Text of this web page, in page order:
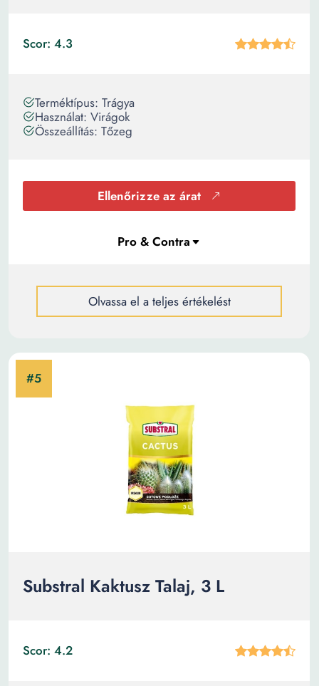
Scor: 4.3
Terméktípus: Trágya
Használat: Virágok
Összeállítás: Tőzeg
Ellenőrizze az árat
Olvassa el a teljes értékelést
Substral Kaktusz Talaj, 3 L
Scor: 4.2